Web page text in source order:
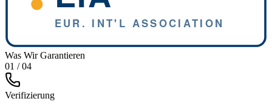
Was Wir Garantieren
01 / 04
Verifizierung